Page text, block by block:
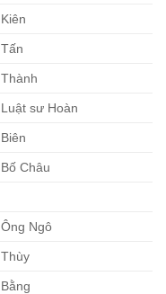
Kiên
Tấn
Thành
Luật sư Hoàn
Biên
Bố Châu
Ông Ngô
Thùy
Bằng